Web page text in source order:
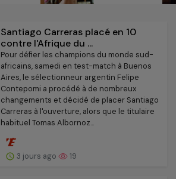
Santiago Carreras placé en 10
contre l'Afrique du ...
Pour défier les champions du monde sud-
africains, samedi en test-match à Buenos
Aires, le sélectionneur argentin Felipe
Contepomi a procédé à de nombreux
changements et décidé de placer Santiago
Carreras à l'ouverture, alors que le titulaire
habituel Tomas Albornoz...
3 jours ago 19